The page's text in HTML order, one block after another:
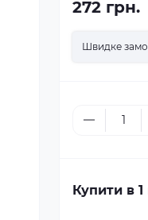
272 грн.
Швидке
Купити в 1